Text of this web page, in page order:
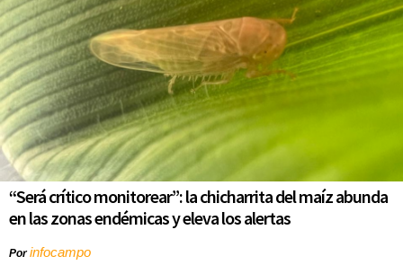
“Será crítico monitorear”: la chicharrita del maíz abunda
en las zonas endémicas y eleva los alertas
Porinfocampo